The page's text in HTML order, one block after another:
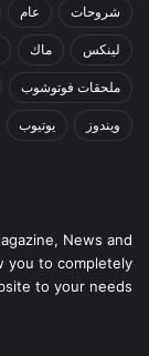
شروحات عام
لينكس ماك
ملحقات فوتوشوب
ويندوز يوتيوب
News and
you to completely
to your needs.